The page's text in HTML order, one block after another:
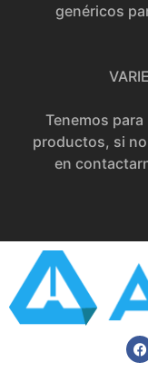
genéricos
Tenemos
productos, si
en